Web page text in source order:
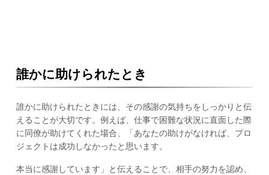
誰かに助けられたとき
誰かに助けられたときには、その感謝の気持ちをしっかりと伝
えることが大切です。例えば、仕事で困難な状況に直面した際
に同僚が助けてくれた場合、「あなたの助けがなければ、プロ
ジェクトは成功しなかったと思います。
本当に感謝しています」と伝えることで、相手の努力を認め、